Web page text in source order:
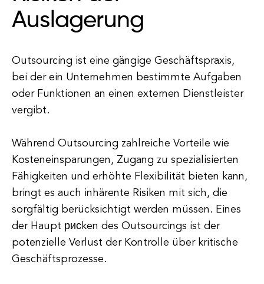
Auslagerung
Outsourcing ist eine gängige Geschäftspraxis,
bei der ein Unternehmen bestimmte Aufgaben
oder Funktionen an einen externen Dienstleister
vergibt.
Während Outsourcing zahlreiche Vorteile wie
Kosteneinsparungen, Zugang zu spezialisierten
Fähigkeiten und erhöhte Flexibilität bieten kann,
bringt es auch inhärente Risiken mit sich, die
sorgfältig berücksichtigt werden müssen. Eines
der Haupt рисken des Outsourcings ist der
potenzielle Verlust der Kontrolle über kritische
Geschäftsprozesse.